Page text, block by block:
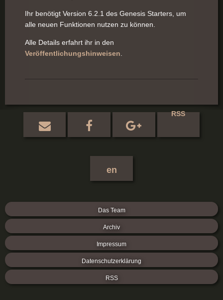
Ihr benötigt Version 6.2.1 des Genesis Starters, um
alle neuen Funktionen nutzen zu können.
Alle Details erfahrt ihr in den
Veröffentlichungshinweisen
RSS
en
Das Team
Archiv
Impressum
Datenschutzerklärung
RSS